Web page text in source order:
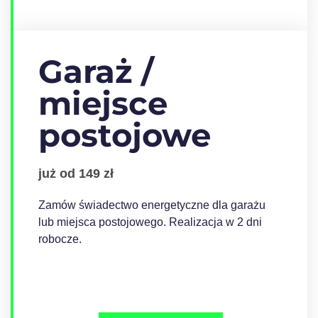
Garaż /
miejsce
postojowe
już od 149 zł
Zamów świadectwo energetyczne dla garażu
lub miejsca postojowego. Realizacja w 2 dni
robocze.